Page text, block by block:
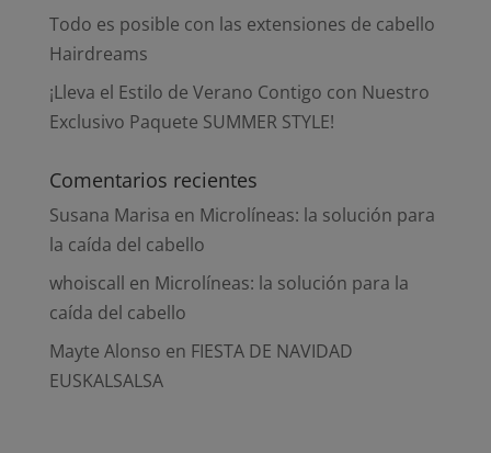
Todo es posible con las extensiones de cabello
Hairdreams
¡Lleva el Estilo de Verano Contigo con Nuestro
Exclusivo Paquete SUMMER STYLE!
Comentarios recientes
Susana Marisa en Microlíneas: la solución para
la caída del cabello
whoiscall en Microlíneas: la solución para la
caída del cabello
Mayte Alonso en FIESTA DE NAVIDAD
EUSKALSALSA